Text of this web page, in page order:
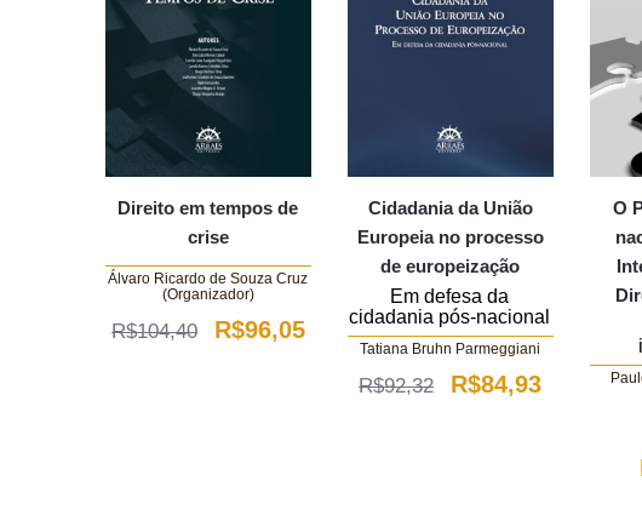
Direito em tempos de
crise
Álvaro Ricardo de Souza Cruz
(Organizador)
R$104,40
O
R$96,05O
Cidadania da União
Europeia no processo
de europeização
Em defesa da
cidadania pós-nacional
Tatiana Bruhn Parmeggiani
R$92,32
O
R$84,93O
O